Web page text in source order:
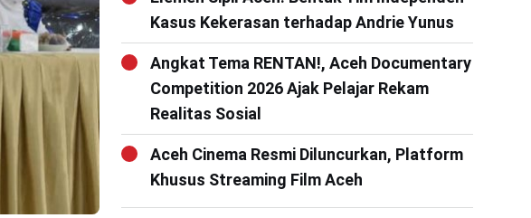
Kasus Kekerasan terhadap Andrie Yunus
Angkat Tema RENTAN!, Aceh Documentary
Competition 2026 Ajak Pelajar Rekam
Realitas Sosial
Aceh Cinema Resmi Diluncurkan, Platform
Khusus Streaming Film Aceh